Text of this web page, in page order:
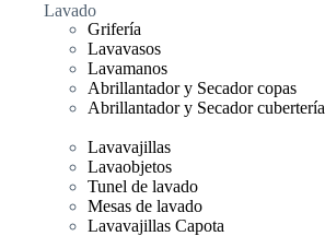
Lavado
Grifería
Lavavasos
Lavamanos
Abrillantador y Secador copas
Abrillantador y Secador cubertería
Lavavajillas
Lavaobjetos
Tunel de lavado
Mesas de lavado
Lavavajillas Capota